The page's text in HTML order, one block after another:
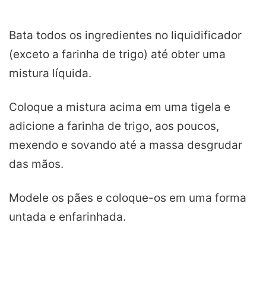
Bata todos os ingredientes no liquidificador
(exceto a farinha de trigo) até obter uma
mistura líquida.
Coloque a mistura acima em uma tigela e
adicione a farinha de trigo, aos poucos,
mexendo e sovando até a massa desgrudar
das mãos.
Modele os pães e coloque-os em uma forma
untada e enfarinhada.